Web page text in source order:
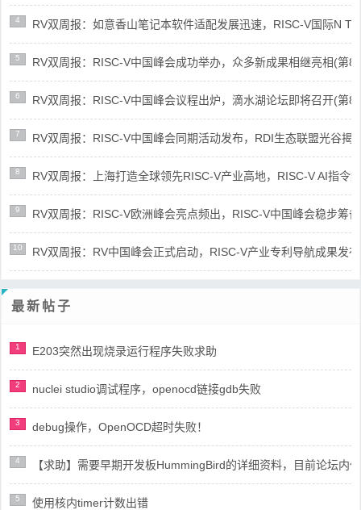
4 RV双周报：如意香山笔记本软件适配发展迅速，RISC-V国际N
5 RV双周报：RISC-V中国峰会成功举办，众多新成果相继亮相(第
6 RV双周报：RISC-V中国峰会议程出炉，滴水湖论坛即将召开(第
7 RV双周报：RISC-V中国峰会同期活动发布，RDI生态联盟光谷揭
8 RV双周报：上海打造全球领先RISC-V产业高地，RISC-V AI指令
9 RV双周报：RISC-V欧洲峰会亮点频出，RISC-V中国峰会稳步筹
10 RV双周报：RV中国峰会正式启动，RISC-V产业专利导航成果发
最新帖子
1 E203突然出现烧录运行程序失败求助
2 nuclei studio调试程序，openocd链接gdb失败
3 debug操作，OpenOCD超时失败！
4 【求助】需要早期开发板HummingBird的详细资料，目前论坛内
5 使用核内timer计数出错